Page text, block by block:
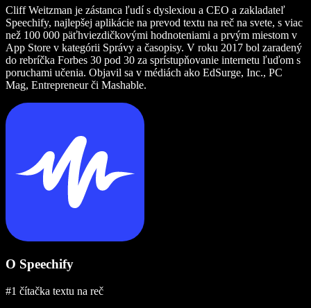
Cliff Weitzman je zástanca ľudí s dyslexiou a CEO a zakladateľ
Speechify, najlepšej aplikácie na prevod textu na reč na svete, s viac
než 100 000 päťhviezdičkovými hodnoteniami a prvým miestom v
App Store v kategórii Správy a časopisy. V roku 2017 bol zaradený
do rebríčka Forbes 30 pod 30 za sprístupňovanie internetu ľuďom s
poruchami učenia. Objavil sa v médiách ako EdSurge, Inc., PC
Mag, Entrepreneur či Mashable.
O Speechify
#1 čítačka textu na reč